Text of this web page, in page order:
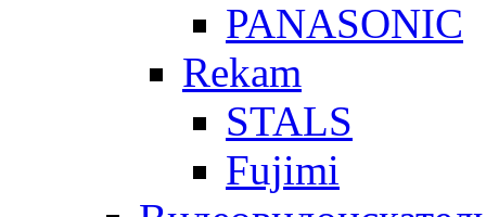
PANASONIC
Rekam
STALS
Fujimi